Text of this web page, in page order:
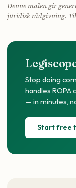
Denne malen gir
juridisk rådgivning.
Stop doing
handles ROPA
— in minutes,
Start free